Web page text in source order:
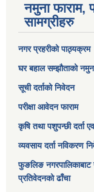
नमुना फाराम,
सामग्रीहरु
नगर प्रहरीको पाठ्यक्रम
घर बहाल सम्झौताको
सूची दर्ताको निवेदन
परीक्षा आवेदन फाराम
कृषि तथा पशुपन्छी दर्ता
व्यवसाय दर्ता नविकरण
फुङलिङ
प्रतिवेदनको ढाँचा